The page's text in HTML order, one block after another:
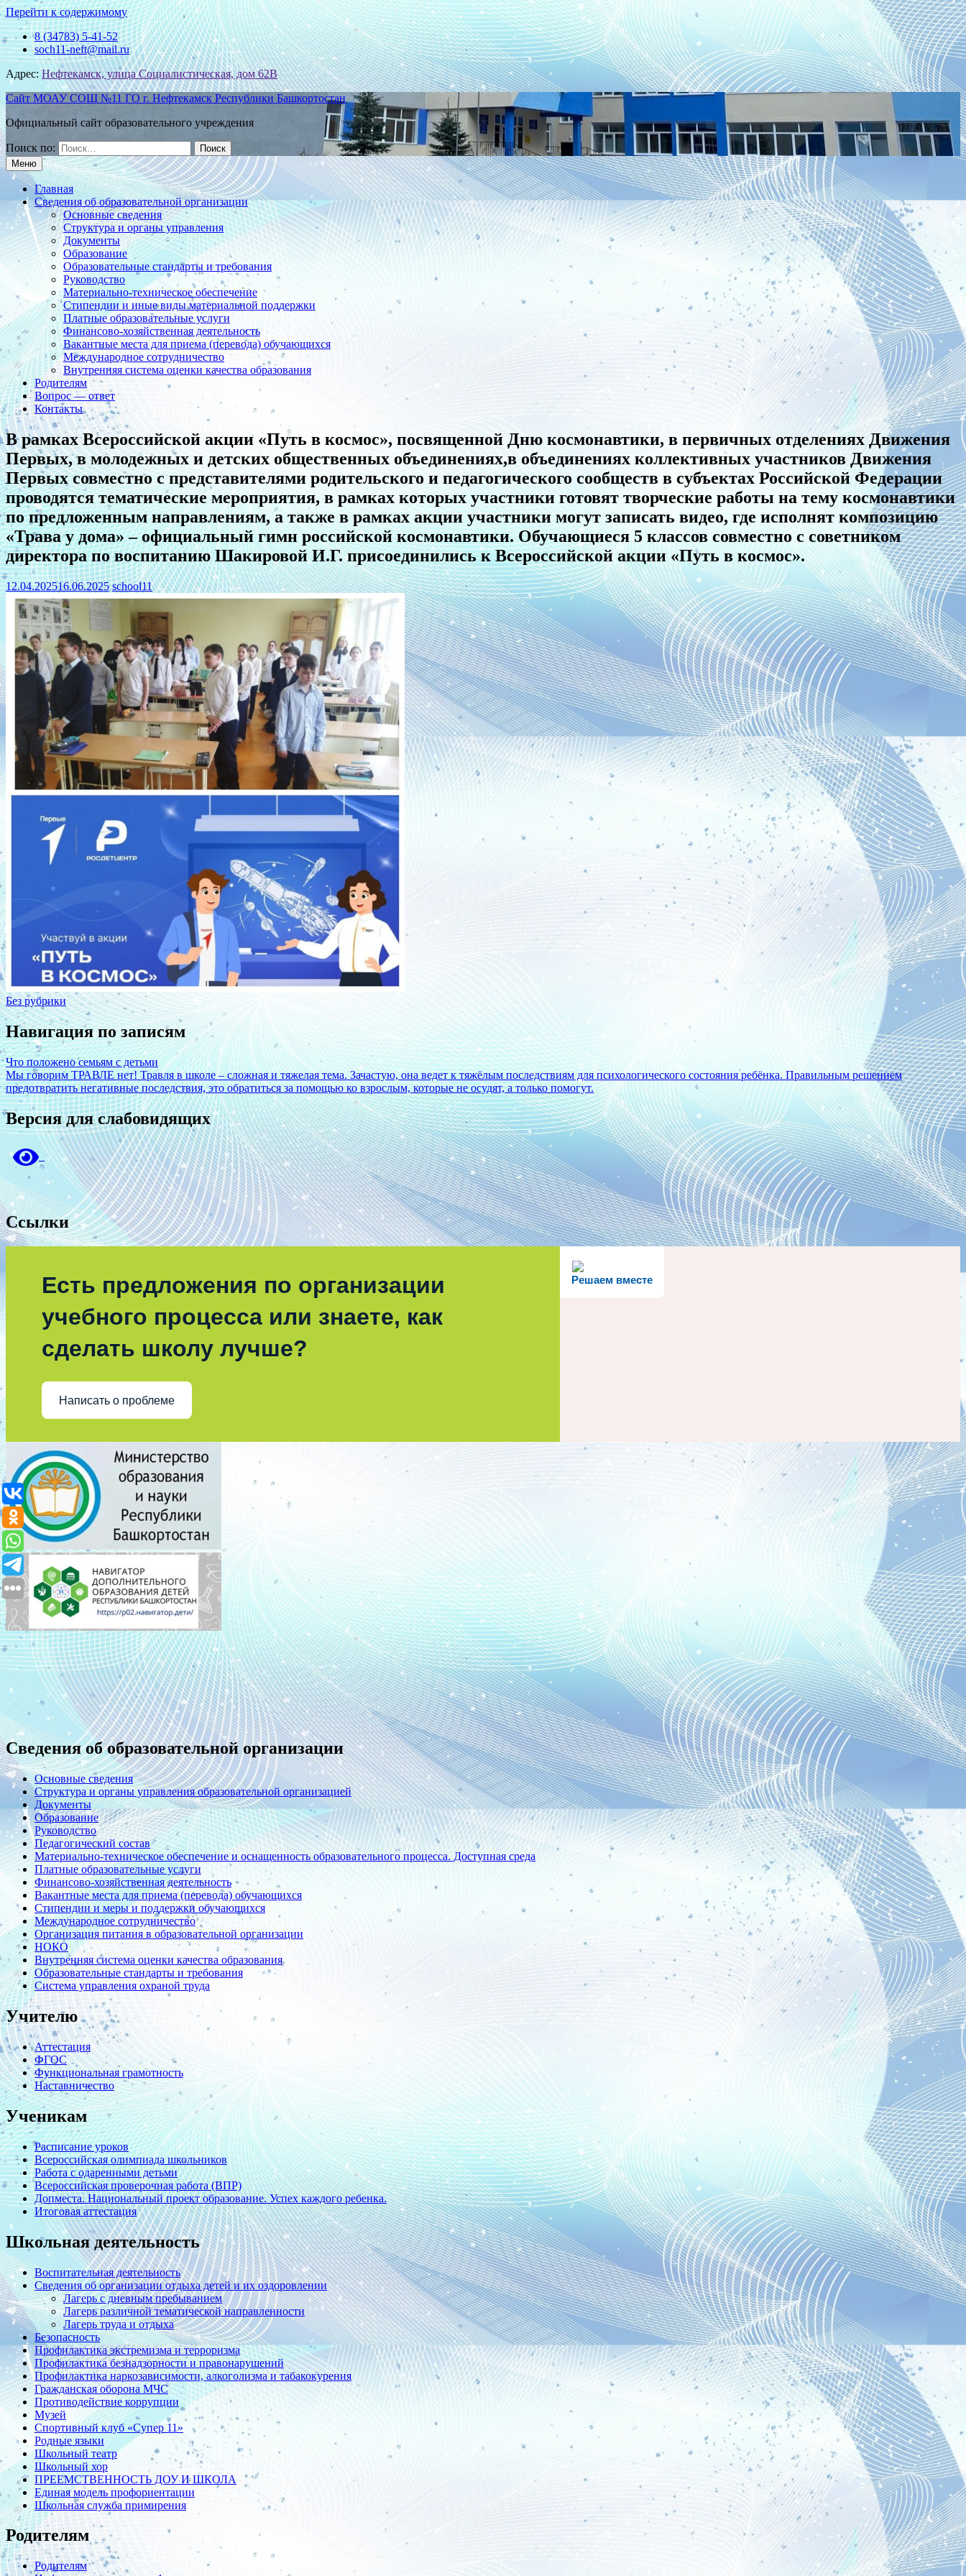
Перейти к содержимому
8 (34783) 5-41-52
soch11-neft@mail.ru
Адрес:Нефтекамск, улица Социалистическая, дом 62В
Сайт МОАУ СОШ №11 ГО г. Нефтекамск Республики Башкортостан
Официальный сайт образовательного учреждения
Поиск по:
Меню
Главная
Сведения об образовательной организации
Основные сведения
Структура и органы управления
Документы
Образование
Образовательные стандарты и требования
Руководство
Материально-техническое обеспечение
Стипендии и иные виды материальной поддержки
Платные образовательные услуги
Финансово-хозяйственная деятельность
Вакантные места для приема (перевода) обучающихся
Международное сотрудничество
Внутренняя система оценки качества образования
Родителям
Вопрос — ответ
Контакты
В рамках Всероссийской акции «Путь в космос», посвященной Дню космонавтики, в первичных отделениях Движения
Первых, в молодежных и детских общественных объединениях,в объединениях коллективных участников Движения
Первых совместно с представителями родительского и педагогического сообществ в субъектах Российской Федерации
проводятся тематические мероприятия, в рамках которых участники готовят творческие работы на тему космонавтики
по предложенным направлениям, а также в рамках акции участники могут записать видео, где исполнят композицию
«Трава у дома» – официальный гимн российской космонавтики. Обучающиеся 5 классов совместно с советником
директора по воспитанию Шакировой И.Г. присоединились к Всероссийской акции «Путь в космос».
12.04.202516.06.2025 school11
Без рубрики
Навигация по записям
Что положено семьям с детьми
Мы говорим ТРАВЛЕ нет! Травля в школе – сложная и тяжелая тема. Зачастую, она ведет к тяжёлым последствиям для психологического состояния ребёнка. Правильным решением
предотвратить негативные последствия, это обратиться за помощью ко взрослым, которые не осудят, а только помогут.
Версия для слабовидящих
Ссылки
Решаем вместе
Есть предложения по организации
учебного процесса или знаете, как
сделать школу лучше?
Написать о проблеме
Сведения об образовательной организации
Основные сведения
Структура и органы управления образовательной организацией
Документы
Образование
Руководство
Педагогический состав
Материально-техническое обеспечение и оснащенность образовательного процесса. Доступная среда
Платные образовательные услуги
Финансово-хозяйственная деятельность
Вакантные места для приема (перевода) обучающихся
Стипендии и меры и поддержки обучающихся
Международное сотрудничество
Организация питания в образовательной организации
НОКО
Внутренняя система оценки качества образования
Образовательные стандарты и требования
Система управления охраной труда
Учителю
Аттестация
ФГОС
Функциональная грамотность
Наставничество
Ученикам
Расписание уроков
Всероссийская олимпиада школьников
Работа с одаренными детьми
Всероссийская проверочная работа (ВПР)
Допместа. Национальный проект образование. Успех каждого ребенка.
Итоговая аттестация
Школьная деятельность
Воспитательная деятельность
Сведения об организации отдыха детей и их оздоровлении
Лагерь с дневным пребыванием
Лагерь различной тематической направленности
Лагерь труда и отдыха
Безопасность
Профилактика экстремизма и терроризма
Профилактика безнадзорности и правонарушений
Профилактика наркозависимости, алкоголизма и табакокурения
Гражданская оборона МЧС
Противодействие коррупции
Музей
Спортивный клуб «Супер 11»
Родные языки
Школьный театр
Школьный хор
ПРЕЕМСТВЕННОСТЬ ДОУ И ШКОЛА
Единая модель профориентации
Школьная служба примирения
Родителям
Родителям